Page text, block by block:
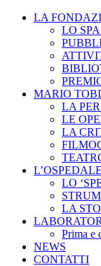
LA
LO
MARIO
LA
LE
LA
L’OSPEDALE
LO
LA
Prima e
NEWS
CONTATTI